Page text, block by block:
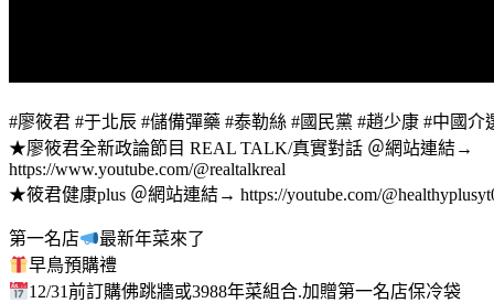
#廖筱君 #于北辰 #儲備彈藥 #泰勒絲 #國民黨 #趙少康 #中國介
★廖筱君全新政論節目 REAL TALK/真實對話 ＠網站連結→
https://www.youtube.com/@realtalkreal
★筱君健康plus ＠網站連結→ https://youtube.com/
第一名店
最新年菜來了
早鳥預購禮
12/31前訂購佛跳牆或3988年菜組合.加贈第一名店保冷袋